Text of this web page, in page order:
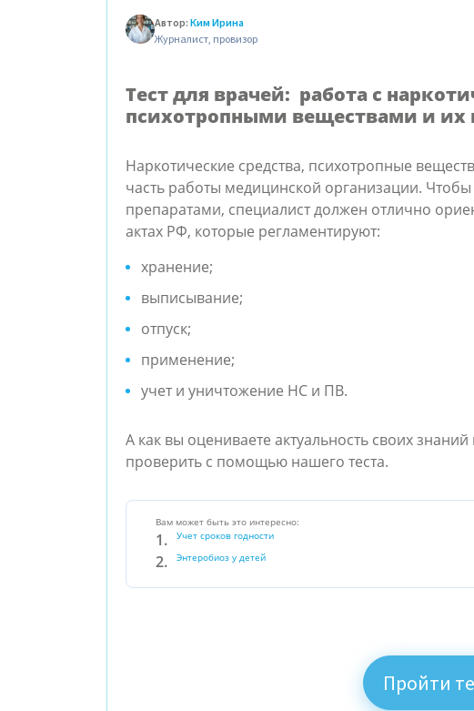
Автор: Ким Ирина
Журналист, провизор
Тест для врачей: работа с
психотропными веществами и их
Наркотические средства, психотропные
часть работы медицинской организации. Чтобы
препаратами, специалист должен отлично
актах РФ, которые регламентируют:
хранение;
выписывание;
отпуск;
применение;
учет и уничтожение НС и ПВ.
А как вы оцениваете актуальность своих
проверить с помощью нашего теста.
Вам может быть это интересно:
Учет сроков годности
Энтеробиоз у детей
Пройти